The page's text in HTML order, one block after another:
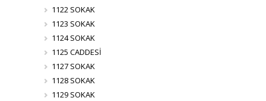
1122 SOKAK
1123 SOKAK
1124 SOKAK
1125 CADDESİ
1127 SOKAK
1128 SOKAK
1129 SOKAK